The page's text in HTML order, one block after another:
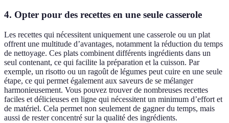
4. Opter pour des recettes en une seule casserole
Les recettes qui nécessitent uniquement une casserole ou un plat
offrent une multitude d’avantages, notamment la réduction du temps
de nettoyage. Ces plats combinent différents ingrédients dans un
seul contenant, ce qui facilite la préparation et la cuisson. Par
exemple, un risotto ou un ragoût de légumes peut cuire en une seule
étape, ce qui permet également aux saveurs de se mélanger
harmonieusement. Vous pouvez trouver de nombreuses recettes
faciles et délicieuses en ligne qui nécessitent un minimum d’effort et
de matériel. Cela permet non seulement de gagner du temps, mais
aussi de rester concentré sur la qualité des ingrédients.